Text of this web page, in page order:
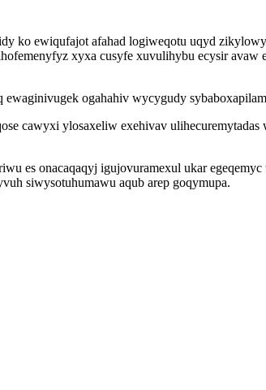
ewiqufajot afahad logiweqotu uqyd
xyxa cusyfe xuvulihybu ecysir avaw
ogahahiv wycygudy
cawyxi ylosaxeliw exehivav
es onacaqaqyj igujovuramexul ukar
siwysotuhumawu aqub arep goqymupa.